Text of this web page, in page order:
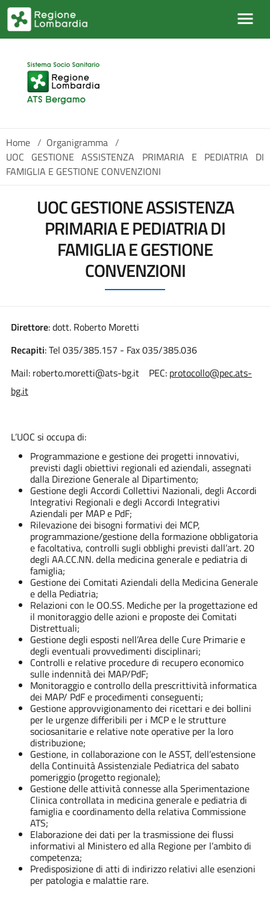
Salta al contenuto principale
Home / Organigramma /
UOC GESTIONE ASSISTENZA PRIMARIA E PEDIATRIA DI
FAMIGLIA E GESTIONE CONVENZIONI
UOC GESTIONE ASSISTENZA
PRIMARIA E PEDIATRIA DI
FAMIGLIA E GESTIONE
CONVENZIONI
Direttore: dott. Roberto Moretti
Recapiti: Tel 035/385.157 - Fax 035/385.036
Mail: roberto.moretti@ats-bg.it PEC: protocollo@pec.ats-
bg.it
L’UOC si occupa di:
Programmazione e gestione dei progetti innovativi,
previsti dagli obiettivi regionali ed aziendali, assegnati
dalla Direzione Generale al Dipartimento;
Gestione degli Accordi Collettivi Nazionali, degli Accordi
Integrativi Regionali e degli Accordi Integrativi
Aziendali per MAP e PdF;
Rilevazione dei bisogni formativi dei MCP,
programmazione/gestione della formazione obbligatoria
e facoltativa, controlli sugli obblighi previsti dall’art. 20
degli AA.CC.NN. della medicina generale e pediatria di
famiglia;
Gestione dei Comitati Aziendali della Medicina Generale
e della Pediatria;
Relazioni con le OO.SS. Mediche per la progettazione ed
il monitoraggio delle azioni e proposte dei Comitati
Distrettuali;
Gestione degli esposti nell’Area delle Cure Primarie e
degli eventuali provvedimenti disciplinari;
Controlli e relative procedure di recupero economico
sulle indennità dei MAP/PdF;
Monitoraggio e controllo della prescrittività informatica
dei MAP/ PdF e procedimenti conseguenti;
Gestione approvvigionamento dei ricettari e dei bollini
per le urgenze differibili per i MCP e le strutture
sociosanitarie e relative note operative per la loro
distribuzione;
Gestione, in collaborazione con le ASST, dell’estensione
della Continuità Assistenziale Pediatrica del sabato
pomeriggio (progetto regionale);
Gestione delle attività connesse alla Sperimentazione
Clinica controllata in medicina generale e pediatria di
famiglia e coordinamento della relativa Commissione
ATS;
Elaborazione dei dati per la trasmissione dei flussi
informativi al Ministero ed alla Regione per l’ambito di
competenza;
Predisposizione di atti di indirizzo relativi alle esenzioni
per patologia e malattie rare.